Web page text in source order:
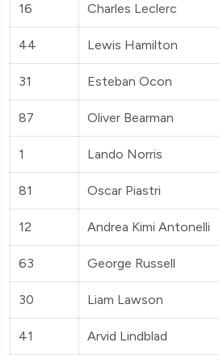
16 Charles Leclerc
44 Lewis Hamilton
31 Esteban Ocon
87 Oliver Bearman
1 Lando Norris
81 Oscar Piastri
12 Andrea Kimi Antonelli
63 George Russell
30 Liam Lawson
41 Arvid Lindblad